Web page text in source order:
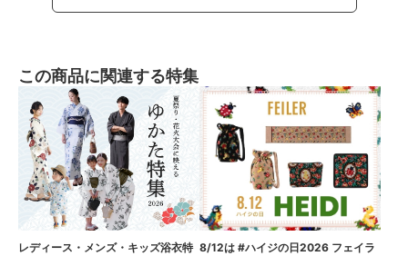
この商品に関連する特集
レディース・メンズ・キッズ浴衣特 8/12は #ハイジの日2026 フェイラ